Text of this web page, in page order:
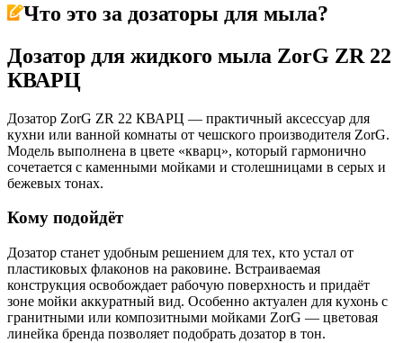
Что это за дозаторы для мыла?
Дозатор для жидкого мыла ZorG ZR 22
КВАРЦ
Дозатор ZorG ZR 22 КВАРЦ — практичный аксессуар для
кухни или ванной комнаты от чешского производителя ZorG.
Модель выполнена в цвете «кварц», который гармонично
сочетается с каменными мойками и столешницами в серых и
бежевых тонах.
Кому подойдёт
Дозатор станет удобным решением для тех, кто устал от
пластиковых флаконов на раковине. Встраиваемая
конструкция освобождает рабочую поверхность и придаёт
зоне мойки аккуратный вид. Особенно актуален для кухонь с
гранитными или композитными мойками ZorG — цветовая
линейка бренда позволяет подобрать дозатор в тон.